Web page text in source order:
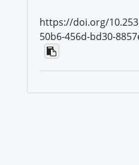
https://doi.org/
50b6-456d-bd30-